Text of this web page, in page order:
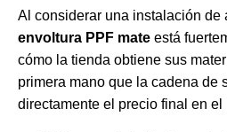
Al considerar una instalación de
envoltura PPF mate está
cómo la tienda obtiene sus
primera mano que la cadena de
directamente el precio final en el